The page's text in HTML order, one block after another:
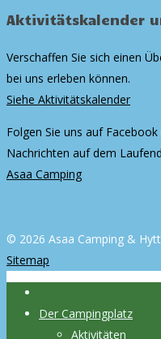
Aktivitätskalender
Verschaffen Sie sich einen
bei uns erleben können.
Siehe Aktivitätskalender
Folgen Sie uns auf
Nachrichten auf dem
Asaa Camping
© 2026 Asaa Camping &
Sitemap
Der Campingplatz
Aktivitäten